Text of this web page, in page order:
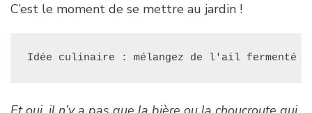
C’est le moment de se mettre au jardin !
Idée culinaire : mélangez de l'ail fermenté